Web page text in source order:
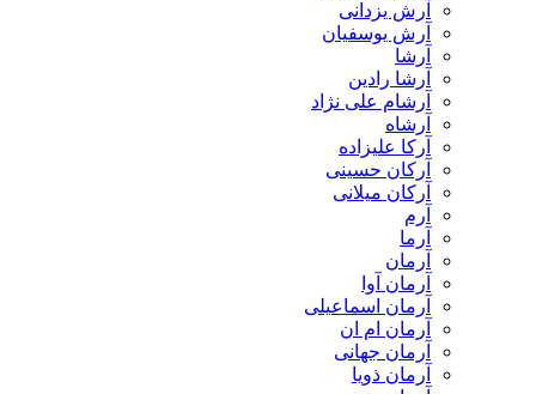
آرش یزدانی
آرش یوسفیان
آرشا
آرشا رادین
آرشام علی نژاد
آرشاه
آرکا علیزاده
آرکان حسینی
آرکان میلانی
آرم
آرما
آرمان
آرمان آوا
آرمان اسماعیلی
آرمان ام ان
آرمان جهانی
آرمان ذویا